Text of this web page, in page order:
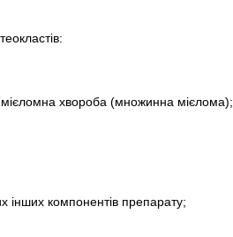
мієломна хвороба (множинна мієлома);
інших компонентів препарату;